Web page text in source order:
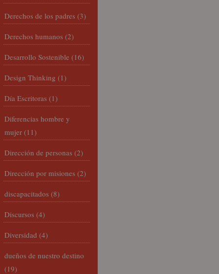
Derechos de los padres (3)
Derechos humanos (2)
Desarrollo Sostenible (16)
Design Thinking (1)
Día Escritoras (1)
Diferencias hombre y
mujer (11)
Dirección de personas (2)
Dirección por misiones (2)
discapacitados (8)
Discursos (4)
Diversidad (4)
dueños de nuestro destino
(19)